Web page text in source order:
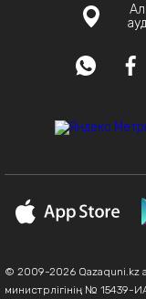
© 2009-2026 Qazaquni.kz
министрлігінің № 15439-ИА